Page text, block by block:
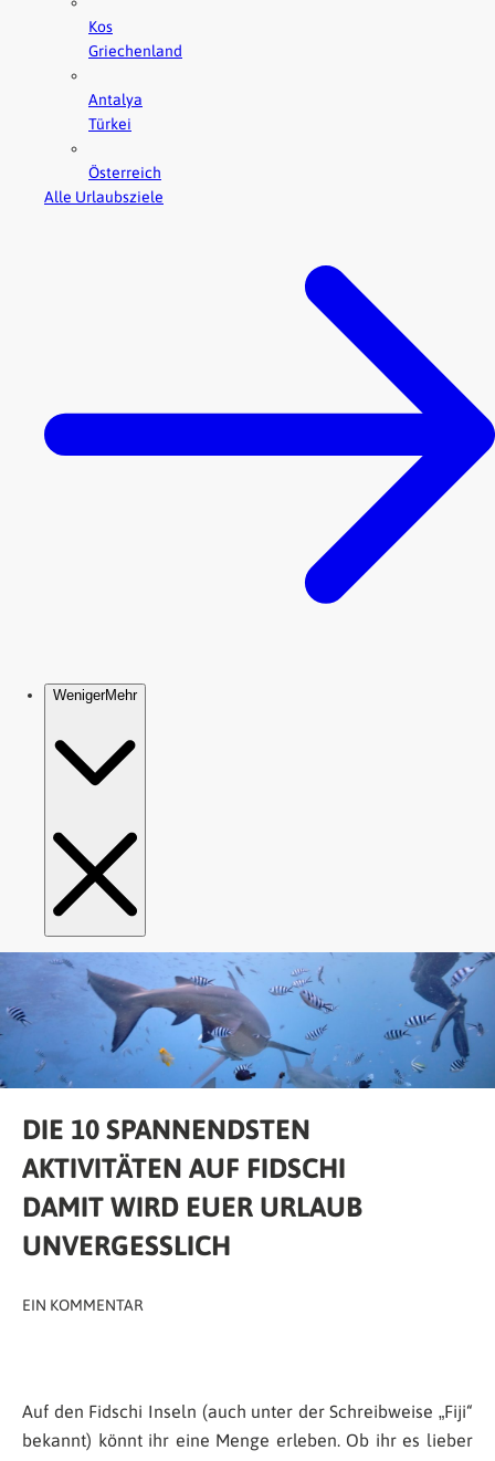
DIE 10 SPANNENDSTEN
AKTIVITÄTEN AUF FIDSCHI
DAMIT WIRD EUER URLAUB
UNVERGESSLICH
EIN KOMMENTAR
Auf den Fidschi Inseln (auch unter der Schreibweise „Fiji“
bekannt) könnt ihr eine Menge erleben. Ob ihr es lieber